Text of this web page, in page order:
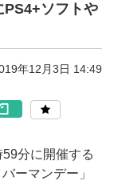
ソフトや
年12月3日 14:49
分に開催する
ーマンデー」